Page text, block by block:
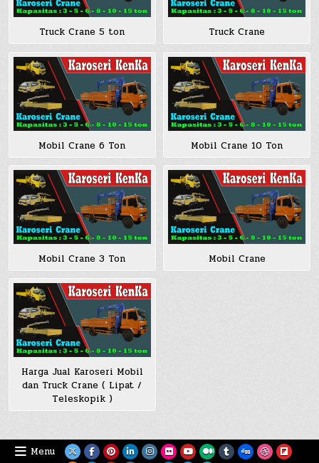
Truck Crane 5 ton Truck Crane
Mobil Crane 6 Ton Mobil Crane 10 Ton
Mobil Crane 3 Ton Mobil Crane
Harga Jual Karoseri Mobil
dan Truck Crane ( Lipat /
Teleskopik )
Menu